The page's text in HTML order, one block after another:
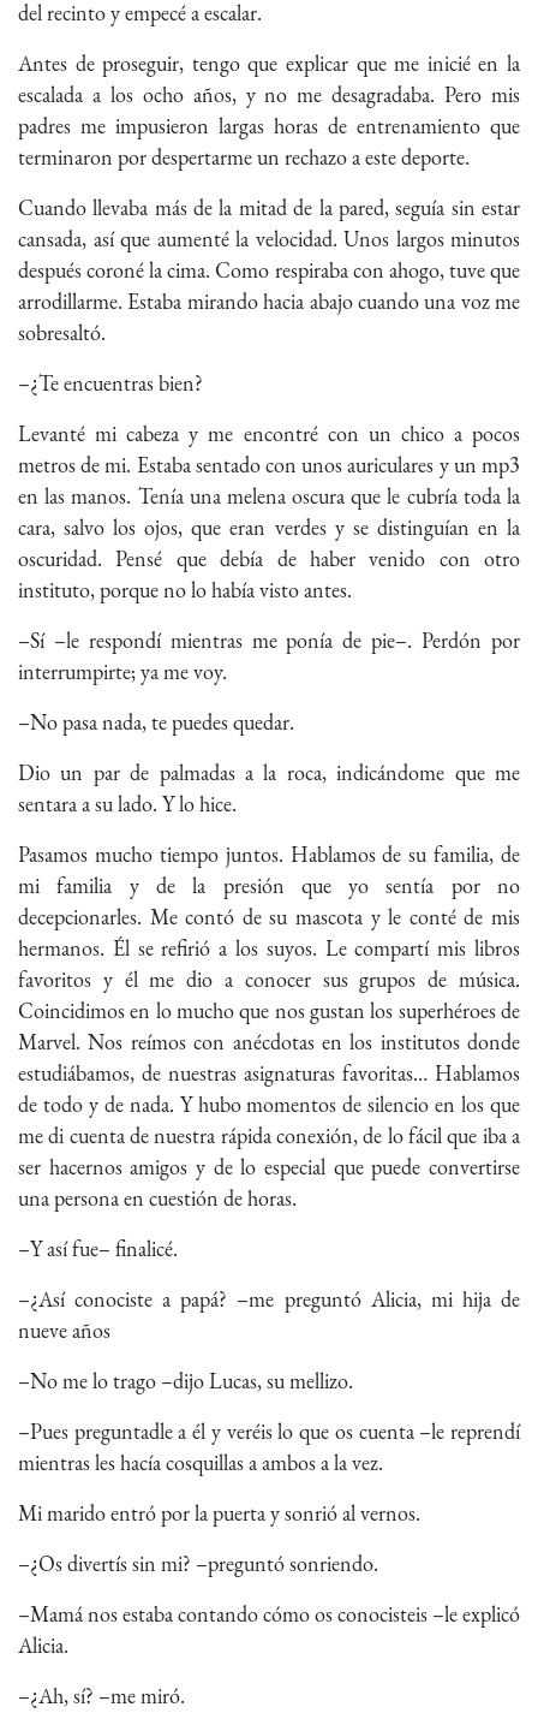
del recinto y empecé a escalar.
Antes de proseguir, tengo que explicar que me inicié en la
escalada a los ocho años, y no me desagradaba. Pero mis
padres me impusieron largas horas de entrenamiento que
terminaron por despertarme un rechazo a este deporte.
Cuando llevaba más de la mitad de la pared, seguía sin estar
cansada, así que aumenté la velocidad. Unos largos minutos
después coroné la cima. Como respiraba con ahogo, tuve que
arrodillarme. Estaba mirando hacia abajo cuando una voz me
sobresaltó.
–¿Te encuentras bien?
Levanté mi cabeza y me encontré con un chico a pocos
metros de mi. Estaba sentado con unos auriculares y un mp3
en las manos. Tenía una melena oscura que le cubría toda la
cara, salvo los ojos, que eran verdes y se distinguían en la
oscuridad. Pensé que debía de haber venido con otro
instituto, porque no lo había visto antes.
–Sí –le respondí mientras me ponía de pie–. Perdón por
interrumpirte; ya me voy.
–No pasa nada, te puedes quedar.
Dio un par de palmadas a la roca, indicándome que me
sentara a su lado. Y lo hice.
Pasamos mucho tiempo juntos. Hablamos de su familia, de
mi familia y de la presión que yo sentía por no
decepcionarles. Me contó de su mascota y le conté de mis
hermanos. Él se refirió a los suyos. Le compartí mis libros
favoritos y él me dio a conocer sus grupos de música.
Coincidimos en lo mucho que nos gustan los superhéroes de
Marvel. Nos reímos con anécdotas en los institutos donde
estudiábamos, de nuestras asignaturas favoritas… Hablamos
de todo y de nada. Y hubo momentos de silencio en los que
me di cuenta de nuestra rápida conexión, de lo fácil que iba a
ser hacernos amigos y de lo especial que puede convertirse
una persona en cuestión de horas.
–Y así fue– finalicé.
–¿Así conociste a papá? –me preguntó Alicia, mi hija de
nueve años
–No me lo trago –dijo Lucas, su mellizo.
–Pues preguntadle a él y veréis lo que os cuenta –le reprendí
mientras les hacía cosquillas a ambos a la vez.
Mi marido entró por la puerta y sonrió al vernos.
–¿Os divertís sin mi? –preguntó sonriendo.
–Mamá nos estaba contando cómo os conocisteis –le explicó
Alicia.
–¿Ah, sí? –me miró.